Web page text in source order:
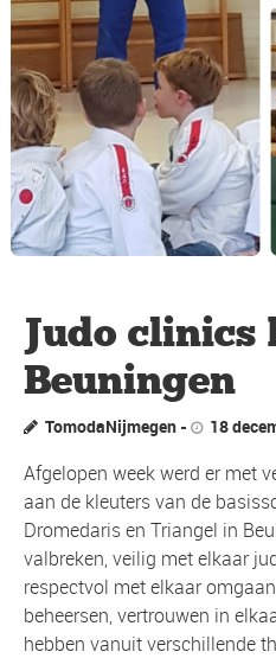
Judo clinics
Beuningen
TomodaNijmegen 18
Afgelopen week werd er met
aan de kleuters van de
Dromedaris en Triangel in
valbreken, veilig met elkaar
respectvol met elkaar
beheersen, vertrouwen in
hebben vanuit verschillende